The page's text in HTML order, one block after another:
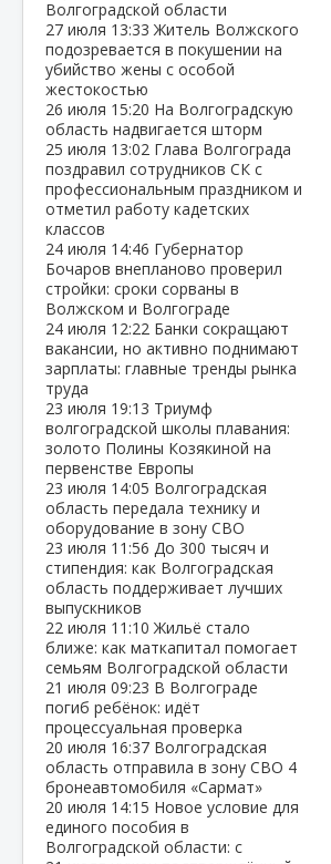
Волгоградской области
27 июля 13:33Житель Волжского
подозревается в покушении на
убийство жены с особой
жестокостью
26 июля 15:20 На Волгоградскую
область надвигается шторм
25 июля 13:02 Глава Волгограда
поздравил сотрудников СК с
профессиональным праздником и
отметил работу кадетских
классов
24 июля 14:46 Губернатор
Бочаров внепланово проверил
стройки: сроки сорваны в
Волжском и Волгограде
24 июля 12:22 Банки сокращают
вакансии, но активно поднимают
зарплаты: главные тренды рынка
труда
23 июля 19:13 Триумф
волгоградской школы плавания:
золото Полины Козякиной на
первенстве Европы
23 июля 14:05 Волгоградская
область передала технику и
оборудование в зону СВО
23 июля 11:56 До 300 тысяч и
стипендия: как Волгоградская
область поддерживает лучших
выпускников
22 июля 11:10Жильё стало
ближе: как маткапитал помогает
семьям Волгоградской области
21 июля 09:23 В Волгограде
погиб ребёнок: идёт
процессуальная проверка
20 июля 16:37 Волгоградская
область отправила в зону СВО 4
бронеавтомобиля «Сармат»
20 июля 14:15 Новое условие для
единого пособия в
Волгоградской области: с